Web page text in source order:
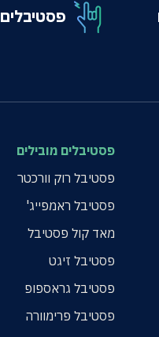
פסטיבלים
פסטיבלים מובילים
פסטיבל רוק וורכטר
פסטיבל ראמפייג'
מאד קול פסטיבל
פסטיבל זיגט
פסטיבל גראספופ
פסטיבל פרימוורה